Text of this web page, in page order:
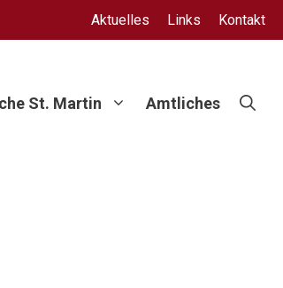
Aktuelles Links Kontakt
St. Martin Amtliches